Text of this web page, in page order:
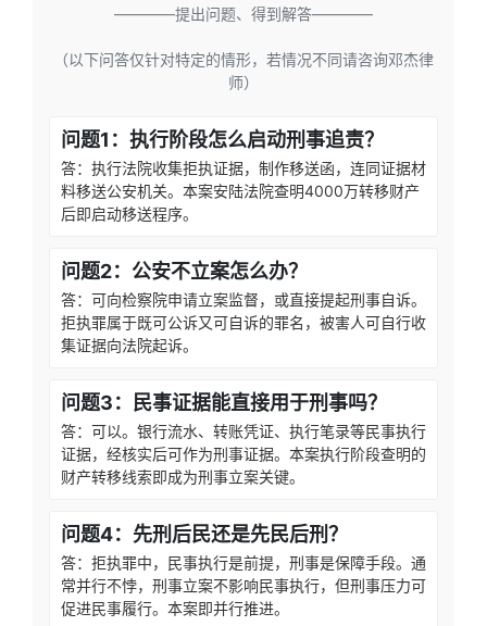
————提出问题、得到解答————
（以下问答仅针对特定的情形，若情况不同请咨询邓杰律
师）
问题1：执行阶段怎么启动刑事追责？
答：执行法院收集拒执证据，制作移送函，连同证据材
料移送公安机关。本案安陆法院查明4000万转移财产
后即启动移送程序。
问题2：公安不立案怎么办？
答：可向检察院申请立案监督，或直接提起刑事自诉。
拒执罪属于既可公诉又可自诉的罪名，被害人可自行收
集证据向法院起诉。
问题3：民事证据能直接用于刑事吗？
答：可以。银行流水、转账凭证、执行笔录等民事执行
证据，经核实后可作为刑事证据。本案执行阶段查明的
财产转移线索即成为刑事立案关键。
问题4：先刑后民还是先民后刑？
答：拒执罪中，民事执行是前提，刑事是保障手段。通
常并行不悖，刑事立案不影响民事执行，但刑事压力可
促进民事履行。本案即并行推进。